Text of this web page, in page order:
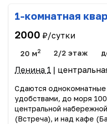
1-комнатная
2000 ₽/сутки
20 м2 2/2 этаж
Ленина 1 |
Сдаются
удобствами, до моря
центральной
(Встреча), и над кафе